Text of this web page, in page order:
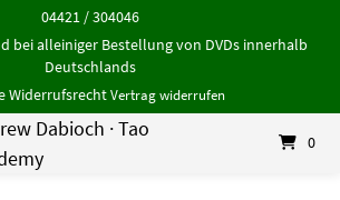
04421 / 304046
bei alleiniger Bestellung von DVDs innerhalb
Deutschlands
WiderrufsrechtVertrag widerrufen
Dabioch · Tao
0